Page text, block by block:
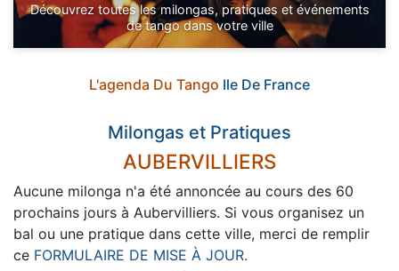
Découvrez toutes les milongas, pratiques et événements
de tango dans votre ville
L'agenda Du Tango Ile De France
Milongas et Pratiques
AUBERVILLIERS
Aucune milonga n'a été annoncée au cours des 60
prochains jours à Aubervilliers. Si vous organisez un
bal ou une pratique dans cette ville, merci de remplir
ce FORMULAIRE DE MISE À JOUR.